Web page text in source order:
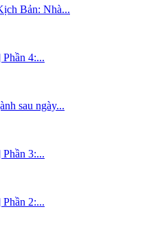
Bản: Nhà...
4:...
sau ngày...
3:...
2:...